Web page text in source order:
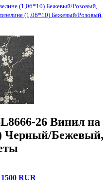
(1,06*10) Бежевый/Розовый,
(1,06*10) Бежевый/Розовый,
26 Винил на
Черный/Бежевый,
RUR